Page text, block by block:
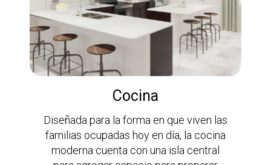
Cocina
Diseñada para la forma en que viven las
familias ocupadas hoy en día, la cocina
moderna cuenta con una isla central